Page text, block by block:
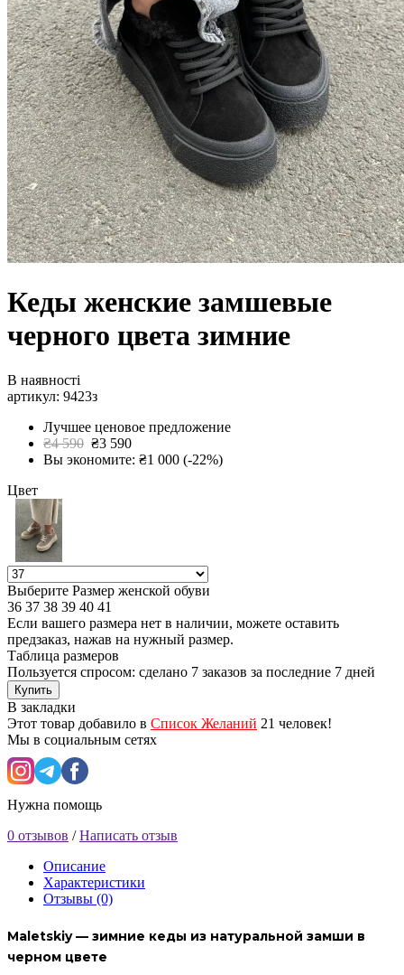
Кеды женские замшевые
черного цвета зимние
В наявності
артикул: 9423з
Лучшее ценовое предложение
₴4 590 ₴3 590
Вы экономите: ₴1 000 (-22%)
Цвет
Выберите Размер женской обуви
36 37 38 39 40 41
Если вашего размера нет в наличии, можете оставить
предзаказ, нажав на нужный размер.
Таблица размеров
Пользуется спросом: сделано 7 заказов за последние 7 дней
Купить
В закладки
Этот товар добавило в Список Желаний 21 человек!
Мы в социальным сетях
Нужна помощь
0 отзывов /Написать отзыв
Описание
Характеристики
Отзывы (0)
Maletskiy — зимние кеды из натуральной замши в
черном цвете